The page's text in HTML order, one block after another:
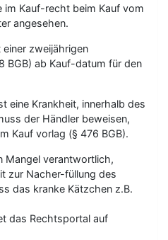
im Kauf-recht beim Kauf vom
angesehen.
zweijährigen
BGB) ab Kauf-datum für den
eine Krankheit, innerhalb des
der Händler beweisen,
Kauf vorlag (§ 476 BGB).
Mangel verantwortlich,
zur Nacher-füllung des
das kranke Kätzchen z.B.
das Rechtsportal auf